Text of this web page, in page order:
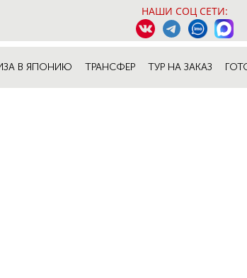
НАШИ СОЦ СЕТИ:
В ЯПОНИЮ ТРАНСФЕР ТУР НА ЗАКАЗ